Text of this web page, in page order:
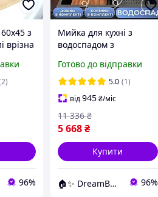
з
врізна
і
96%
Мийка для кухні з
водоспадом з
чорна із змішувачем та
краном для питної
Кухонна мийка 7545
Готово до відправки
5.0 (1)
від945 ₴/міс
5 668 ₴
11 336 ₴
Купити
🏠✨ DreamBuy ✨🏠 96%